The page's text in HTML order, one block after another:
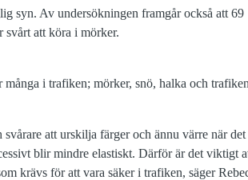
syn. Av undersökningen framgår också att 69
svårt att köra i mörker.
i trafiken; mörker, snö, halka och
att urskilja färger och ännu värre när det
blir mindre elastiskt. Därför är det viktigt
krävs för att vara säker i trafiken, säger